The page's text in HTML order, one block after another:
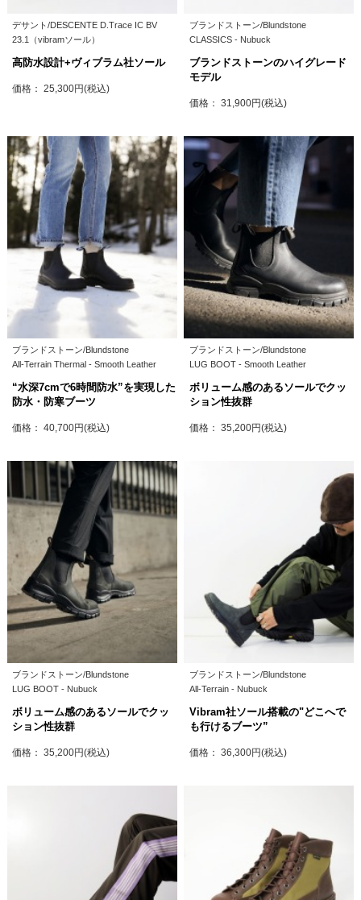
デサント/DESCENTE D.Trace IC BV
23.1（vibramソール）
高防水設計+ヴィブラム社ソール
価格： 25,300円(税込)
ブランドストーン/Blundstone
CLASSICS - Nubuck
ブランドストーンのハイグレード
モデル
価格： 31,900円(税込)
ブランドストーン/Blundstone
All-Terrain Thermal - Smooth Leather
“水深7cmで6時間防水”を実現した
防水・防寒ブーツ
価格： 40,700円(税込)
ブランドストーン/Blundstone
LUG BOOT - Smooth Leather
ボリューム感のあるソールでクッ
ション性抜群
価格： 35,200円(税込)
ブランドストーン/Blundstone
LUG BOOT - Nubuck
ボリューム感のあるソールでクッ
ション性抜群
価格： 35,200円(税込)
ブランドストーン/Blundstone
All-Terrain - Nubuck
Vibram社ソール搭載の"どこへで
も行けるブーツ”
価格： 36,300円(税込)